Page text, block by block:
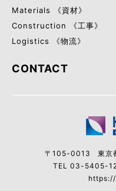
Materials 《資材》
Construction 《工事》
Logistics 《物流》
CONTACT
〒105-0013
東京
TEL 03-5405-